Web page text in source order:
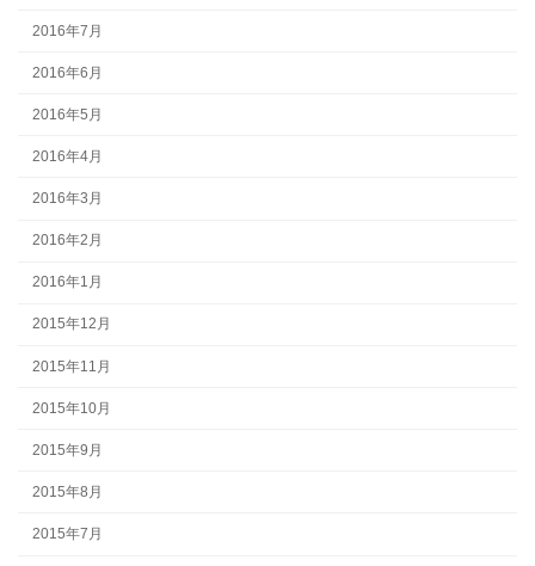
2016年7月
2016年6月
2016年5月
2016年4月
2016年3月
2016年2月
2016年1月
2015年12月
2015年11月
2015年10月
2015年9月
2015年8月
2015年7月